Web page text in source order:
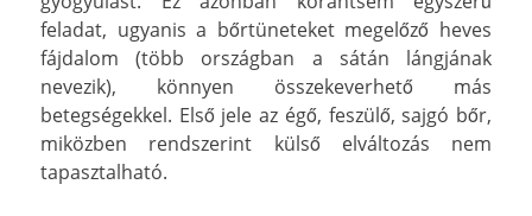
feladat, ugyanis a bőrtüneteket megelőző heves
fájdalom (több országban a sátán lángjának
nevezik), könnyen összekeverhető más
betegségekkel. Első jele az égő, feszülő, sajgó bőr,
miközben rendszerint külső elváltozás nem
tapasztalható.